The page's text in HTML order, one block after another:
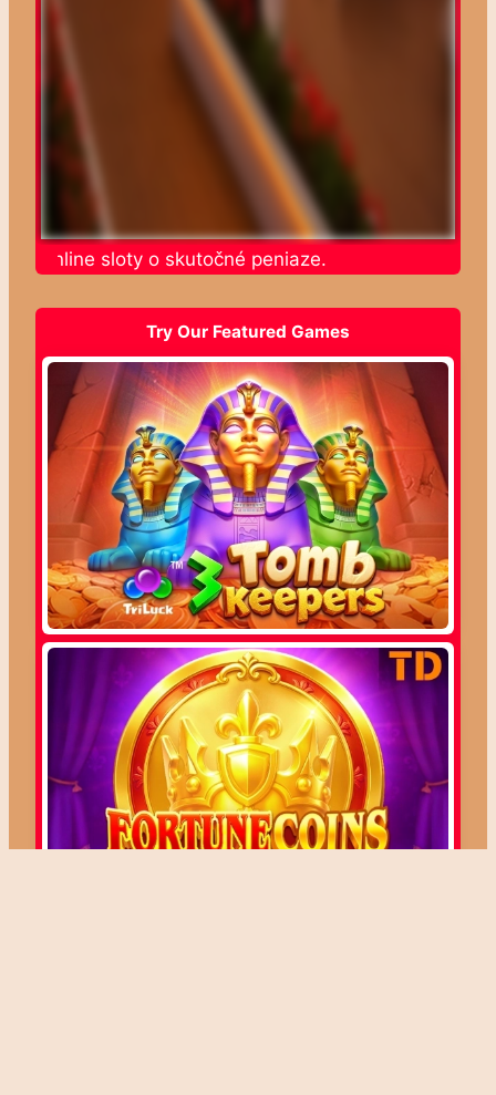
online sloty o skutočné peniaze.
Try Our Featured Games